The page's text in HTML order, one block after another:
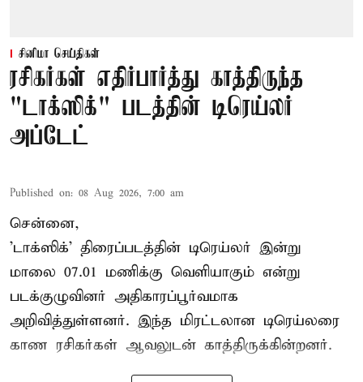
சினிமா செய்திகள்
ரசிகர்கள் எதிர்பார்த்து காத்திருந்த
"டாக்ஸிக்" படத்தின் டிரெய்லர்
அப்டேட்
Published on: 08 Aug 2026, 7:00 am
சென்னை,
'டாக்ஸிக்' திரைப்படத்தின் டிரெய்லர் இன்று
மாலை 07.01 மணிக்கு வெளியாகும் என்று
படக்குழுவினர் அதிகாரப்பூர்வமாக
அறிவித்துள்ளனர். இந்த மிரட்டலான டிரெய்லரை
காண ரசிகர்கள் ஆவலுடன் காத்திருக்கின்றனர்.